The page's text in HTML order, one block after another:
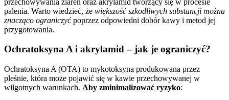
palenia. Warto wiedzieć, że większość szkodliwych substancji można
znacząco ograniczyćpoprzez odpowiedni dobór kawy i metod jej
przygotowania.
Ochratoksyna A i akrylamid – jak je ograniczyć?
Ochratoksyna A (OTA) to mykotoksyna produkowana przez
pleśnie, która może pojawić się w kawie przechowywanej w
wilgotnych warunkach. Aby zminimalizować ryzyko: